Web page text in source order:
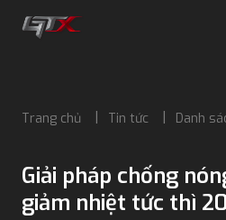
Trang chủ Tin tức Danh
Giải pháp chống
giảm nhiệt tức thì